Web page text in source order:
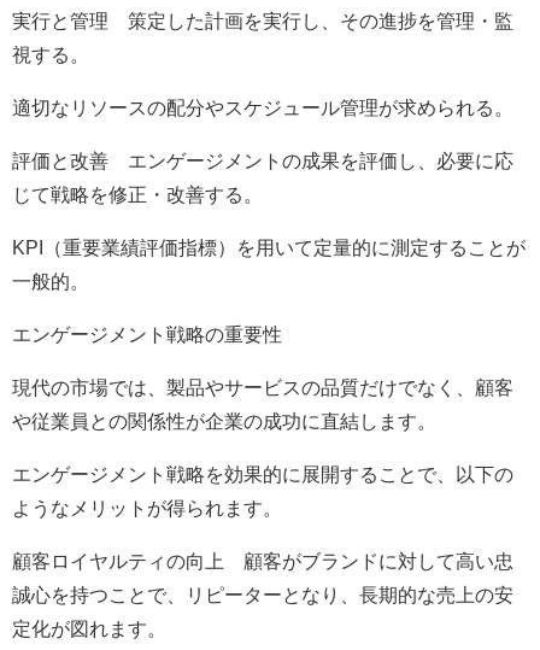
実行と管理 策定した計画を実行し、その進捗を管理・監
視する。
適切なリソースの配分やスケジュール管理が求められる。
評価と改善 エンゲージメントの成果を評価し、必要に応
じて戦略を修正・改善する。
KPI（重要業績評価指標）を用いて定量的に測定することが
一般的。
エンゲージメント戦略の重要性
現代の市場では、製品やサービスの品質だけでなく、顧客
や従業員との関係性が企業の成功に直結します。
エンゲージメント戦略を効果的に展開することで、以下の
ようなメリットが得られます。
顧客ロイヤルティの向上 顧客がブランドに対して高い忠
誠心を持つことで、リピーターとなり、長期的な売上の安
定化が図れます。